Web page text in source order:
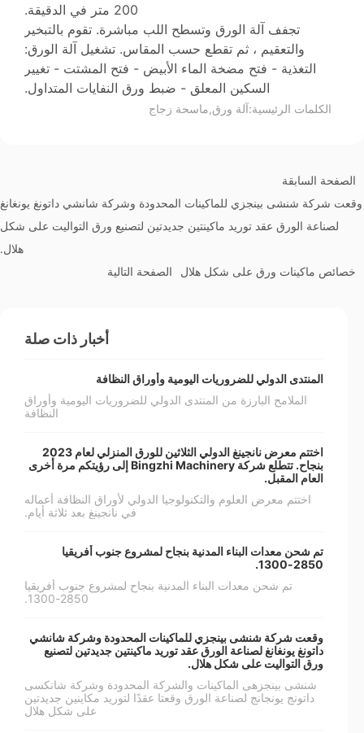
200 متر في الدقيقة.
تجفف آلة الورق وتسطح اللب مباشرة. تقوم بالتبخير
والتعقيم ، ثم تقطع حسب المقاس. تشغيل آلة الورق:
التغذية - فتح مضخة الماء الأبيض - فتح المشتت - تغيير
السكين المعلق - ضبط ورق النفايات المتداول.
الكلمات الرئيسية:آلة ورق,ماسحة زجاج
الصفحة السابقة
وقعت شركة شنشى بينجزي للماكينات المحدودة وشركة شانشي داتونغ يونغانغ
لصناعة الورق عقد توريد ماكينتين جديدتين لتصنيع ورق التواليت على شكل
هلال.
الصفحة التالية
خصائص ماكينات ورق على شكل هلال
أخبار ذات صلة
المنتدى الدولي للضروريات اليومية وأوراق النظافة
الملامح البارزة من المنتدى الدولي للضروريات اليومية وأوراق
النظافة
اختتم معرض نانجينغ الدولي الثلاثين للورق المنزلي لعام 2023
بنجاح. تتطلع شركة Bingzhi Machinery إلى رؤيتكم مرة أخرى
العام المقبل.
اختتم معرض العلوم والتكنولوجيا الدولي لأوراق النظافة أعماله
في نانجينغ بعد ثلاثة أيام.
تم شحن معدات البناء المدنية بنجاح لمشروع جنوب أفريقيا
2850-1300.
تم شحن معدات البناء المدنية بنجاح لمشروع جنوب أفريقيا
2850-1300.
وقعت شركة شنشى بينجزي للماكينات المحدودة وشركة شانشي
داتونغ يونغانغ لصناعة الورق عقد توريد ماكينتين جديدتين لتصنيع
ورق التواليت على شكل هلال.
شنشى بينجزهى الماكينات والشركة المحدودة وشركة شانكسى
داتونج يونجانج لصناعة الورق وقعتا عقدًا لتوريد مكاينين جديدتين
على شكل هلال